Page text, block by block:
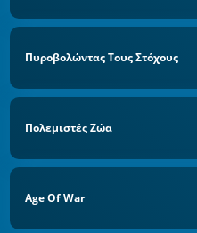
Πυροβολώντας Τους Στόχους
Πολεμιστές Ζώα
Age Of War